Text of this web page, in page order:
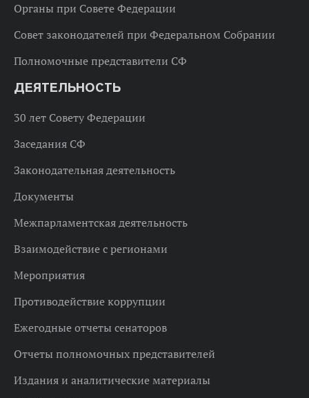
Органы при Совете Федерации
Совет законодателей при Федеральном Собрании
Полномочные представители СФ
ДЕЯТЕЛЬНОСТЬ
30 лет Совету Федерации
Заседания СФ
Законодательная деятельность
Документы
Межпарламентская деятельность
Взаимодействие с регионами
Мероприятия
Противодействие коррупции
Ежегодные отчеты сенаторов
Отчеты полномочных представителей
Издания и аналитические материалы